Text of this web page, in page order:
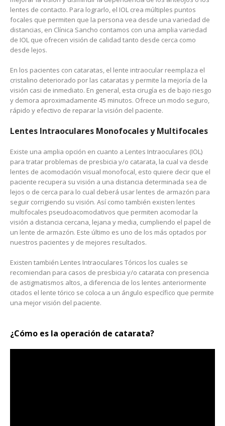
lentes de contacto. Para lograrlo, el IOL crea múltiples puntos
focales que permiten que la persona vea desde una variedad de
distancias, en Clínica Sancho contamos con una amplia variedad
de IOL que ofrecen visión de calidad tanto desde cerca como
desde lejos.
En los pacientes con cataratas, el lente intraocular reemplaza el
cristalino deteriorado por las cataratas y permite la mejoría de la
visión casi de inmediato. En general, esta cirugía es de bajo riesgo
y demora aproximadamente 45 minutos. Ofrece un modo seguro,
rápido y efectivo de reparar la visión del paciente.
Lentes Intraoculares Monofocales y Multifocales
Existe una amplia opción en cuanto a Lentes Intraoculares (IOL)
para tratar problemas de presbicia y/o catarata, la cual va desde
lentes de acomodación visual monofocal, esto quiere decir que el
paciente recupera su visión a una distancia determinada sea de
lejos o de cerca para lo cual deberá usar lentes de armazón para
seguir corrigiendo su visión. Así como también existen lentes
multifocales pseudoacomodativos que permiten acomodar la
visión a distancia cercana, lejana y media, cumpliendo el papel de
un lente de armazón. Este último es uno de los más optados por
nuestros pacientes y de mejores resultados.
Existen también Lentes Intraoculares Tóricos los cuales se
recomiendan para casos de presbicia y/o catarata con presencia
de astigmatismos altos, a diferencia de los lentes anteriormente
citados el lente tórico se coloca a un ángulo específico que permite
una mejor visión del paciente.
¿Cómo es la operación de catarata?